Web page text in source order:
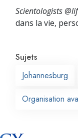
Scientologists
dans la vie,
Sujets
Johannesburg
Organisation